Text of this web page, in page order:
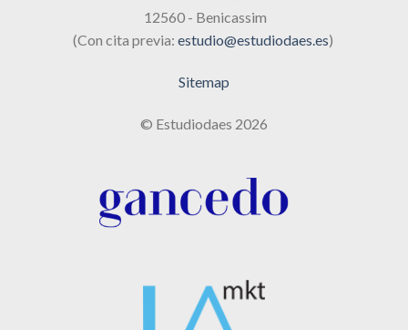
12560 - Benicassim
(Con cita previa: estudio@estudiodaes.es)
Sitemap
© Estudiodaes 2026